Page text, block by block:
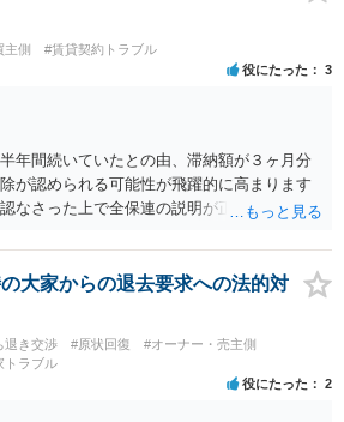
住居に限定する特約までは存在しなかった
った裁判例があります）。契約条項の記載
で、弁護士へ直接相談されることをお勧め
主側 #賃貸契約トラブル
役にたった 3
年間続いていたとの由、滞納額が３ヶ月分
が認められる可能性が飛躍的に高まります
なさった上で全保連の説明が正しければ、
すが、中身のある返答は期待できないと思
大家からの退去要求への法的対
退き交渉 #原状回復
#オーナー・売主側
トラブル
役にたった 2